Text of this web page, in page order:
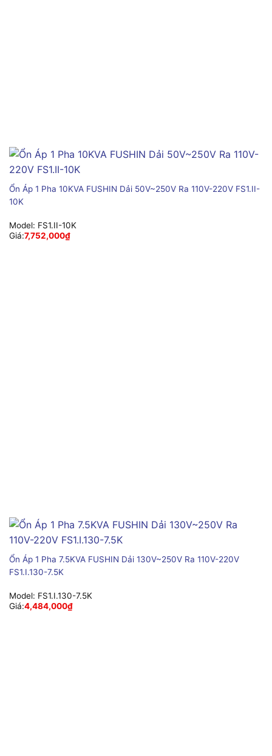
Ổn Áp 1 Pha 10KVA FUSHIN Dải 50V~250V Ra 110V-220V FS1.II-
10K
Model: FS1.II-10K
Giá:7,752,000₫
Ổn Áp 1 Pha 7.5KVA FUSHIN Dải 130V~250V Ra 110V-220V
FS1.I.130-7.5K
Model: FS1.I.130-7.5K
Giá:4,484,000₫